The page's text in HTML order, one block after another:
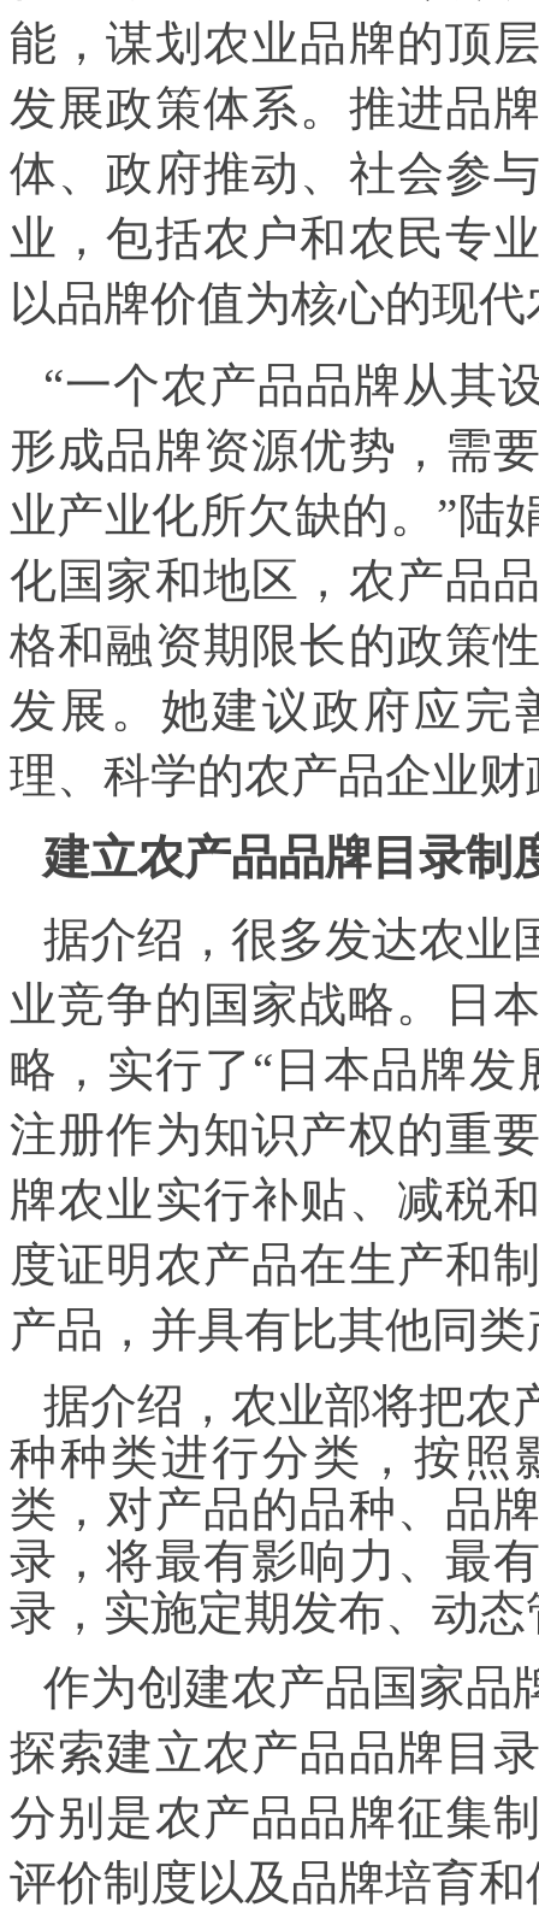
能，谋划农业品牌的顶
发展政策体系。推进品
体、政府推动、社会参
业，包括农户和农民专
以品牌价值为核心的现
“一个农产品品牌从其
形成品牌资源优势，需
业产业化所欠缺的。”陆
化国家和地区，农产品
格和融资期限长的政策
发展。她建议政府应完
理、科学的农产品企业
建立农产品品牌目录制
据介绍，很多发达农业
业竞争的国家战略。日
略，实行了“日本品牌发
注册作为知识产权的重
牌农业实行补贴、减税
度证明农产品在生产和
产品，并具有比其他同
据介绍，农业部将把农
种种类进行分类，按照
类，对产品的品种、品
录，将最有影响力、最
录，实施定期发布、动态
作为创建农产品国家品
探索建立农产品品牌目
分别是农产品品牌征集
评价制度以及品牌培育